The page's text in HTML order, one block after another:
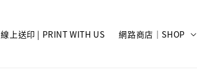
線上送印 | PRINT WITH US 網路商店｜SHOP